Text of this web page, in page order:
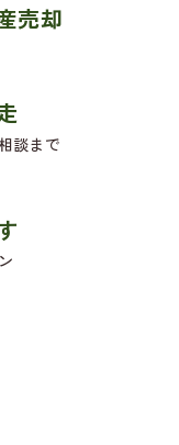
売却
談まで